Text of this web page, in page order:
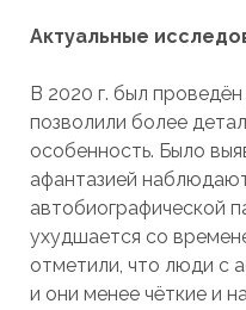
Актуальные
В 2020 г. был
позволили более
особенность. Было
афантазией
автобиографической
ухудшается со
отметили, что люди с
и они менее чёткие и